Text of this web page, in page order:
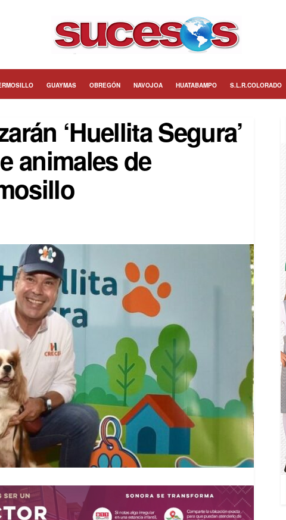
GUAYMAS OBREGÓN NAVOJOA HUATABAMPO S.L.R.COLORADO
‘Huellita Segura’
animales de